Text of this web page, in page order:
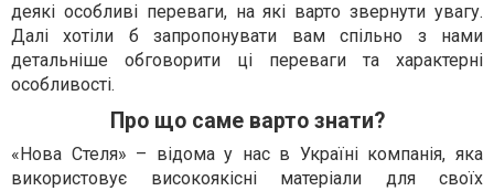
деякі особливі переваги, на які варто звернути увагу.
Далі хотіли б запропонувати вам спільно з нами
детальніше обговорити ці переваги та характерні
особливості.
Про що саме варто знати?
«Нова Стеля» – відома у нас в Україні компанія, яка
використовує високоякісні матеріали для своїх